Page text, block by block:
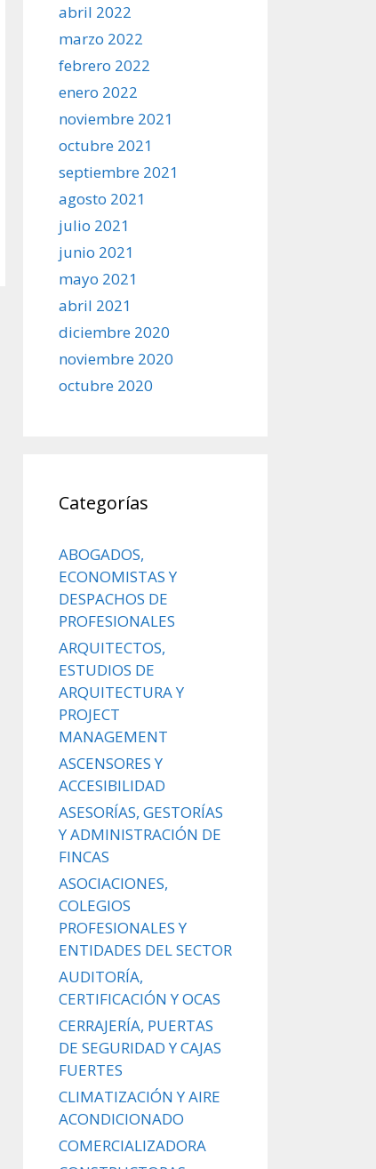
abril 2022
marzo 2022
febrero 2022
enero 2022
noviembre 2021
octubre 2021
septiembre 2021
agosto 2021
julio 2021
junio 2021
mayo 2021
abril 2021
diciembre 2020
noviembre 2020
octubre 2020
Categorías
ABOGADOS,
ECONOMISTAS Y
DESPACHOS DE
PROFESIONALES
ARQUITECTOS,
ESTUDIOS DE
ARQUITECTURA Y
PROJECT
MANAGEMENT
ASCENSORES Y
ACCESIBILIDAD
ASESORÍAS, GESTORÍAS
Y ADMINISTRACIÓN DE
FINCAS
ASOCIACIONES,
COLEGIOS
PROFESIONALES Y
ENTIDADES DEL SECTOR
AUDITORÍA,
CERTIFICACIÓN Y OCAS
CERRAJERÍA, PUERTAS
DE SEGURIDAD Y CAJAS
FUERTES
CLIMATIZACIÓN Y AIRE
ACONDICIONADO
COMERCIALIZADORA